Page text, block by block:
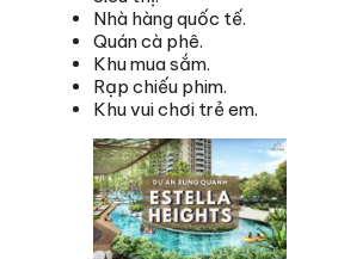
Nhà hàng quốc tế.
Quán cà phê.
Khu mua sắm.
Rạp chiếu phim.
Khu vui chơi trẻ em.